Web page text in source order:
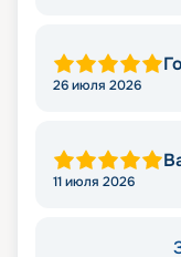
26 июля 2026
11 июля 2026